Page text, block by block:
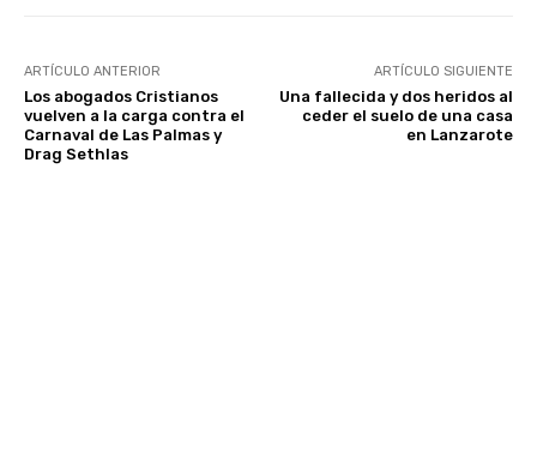
ARTÍCULO ANTERIOR
Los abogados Cristianos
vuelven a la carga contra el
Carnaval de Las Palmas y
Drag Sethlas
ARTÍCULO SIGUIENTE
Una fallecida y dos heridos al
ceder el suelo de una casa
en Lanzarote